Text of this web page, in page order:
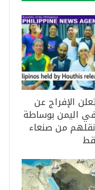
الإفراج عن
في اليمن بوساطة
من صنعاء